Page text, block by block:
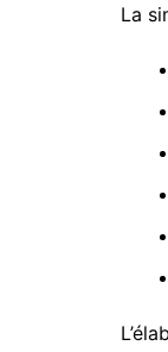
La